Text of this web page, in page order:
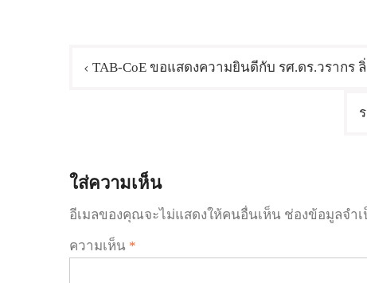
TAB-CoE ขอแสดงความยินดีกับ รศ.ดร.วรากร
ใส่ความเห็น
อีเมลของคุณจะไม่แสดงให้คนอื่นเห็น ช่องข้อมูลจำ
ความเห็น *